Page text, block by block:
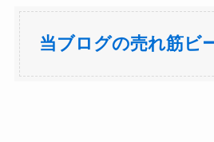
当ブログの売れ筋ビ